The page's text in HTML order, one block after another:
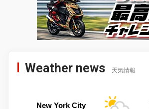
Weather news 天気情報
New York City